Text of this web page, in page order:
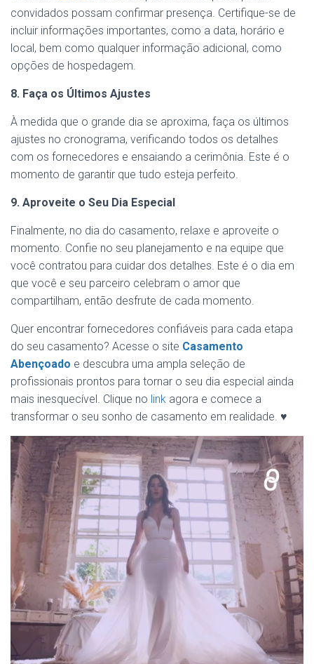
convidados possam confirmar presença. Certifique-se de
incluir informações importantes, como a data, horário e
local, bem como qualquer informação adicional, como
opções de hospedagem.
8. Faça os Últimos Ajustes
À medida que o grande dia se aproxima, faça os últimos
ajustes no cronograma, verificando todos os detalhes
com os fornecedores e ensaiando a cerimônia. Este é o
momento de garantir que tudo esteja perfeito.
9. Aproveite o Seu Dia Especial
Finalmente, no dia do casamento, relaxe e aproveite o
momento. Confie no seu planejamento e na equipe que
você contratou para cuidar dos detalhes. Este é o dia em
que você e seu parceiro celebram o amor que
compartilham, então desfrute de cada momento.
Quer encontrar fornecedores confiáveis para cada etapa
do seu casamento? Acesse o site Casamento
Abençoado e descubra uma ampla seleção de
profissionais prontos para tornar o seu dia especial ainda
mais inesquecível. Clique no link agora e comece a
transformar o seu sonho de casamento em realidade. ♥